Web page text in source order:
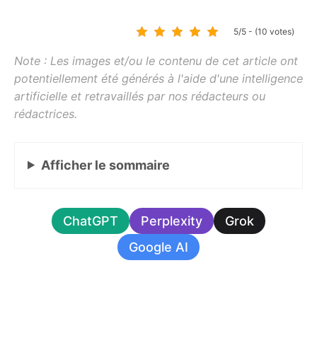
5/5 - (10 votes)
Afficher le sommaire
ChatGPT Perplexity
Grok
Google AI